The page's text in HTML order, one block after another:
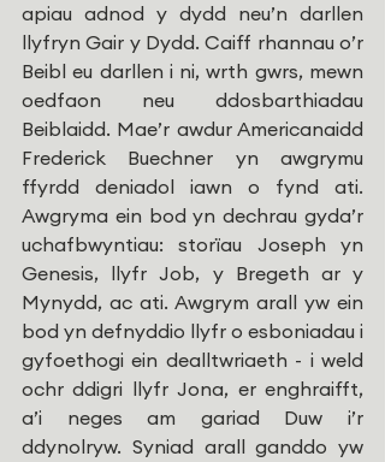
apiau adnod y dydd neu’n darllen
llyfryn Gair y Dydd. Caiff rhannau o’r
Beibl eu darllen i ni, wrth gwrs, mewn
oedfaon neu ddosbarthiadau
Beiblaidd. Mae’r awdur Americanaidd
Frederick Buechner yn awgrymu
ffyrdd deniadol iawn o fynd ati.
Awgryma ein bod yn dechrau gyda’r
uchafbwyntiau: storïau Joseph yn
Genesis, llyfr Job, y Bregeth ar y
Mynydd, ac ati. Awgrym arall yw ein
bod yn defnyddio llyfr o esboniadau i
gyfoethogi ein dealltwriaeth - i weld
ochr ddigri llyfr Jona, er enghraifft,
a’i neges am gariad Duw i’r
ddynolryw. Syniad arall ganddo yw